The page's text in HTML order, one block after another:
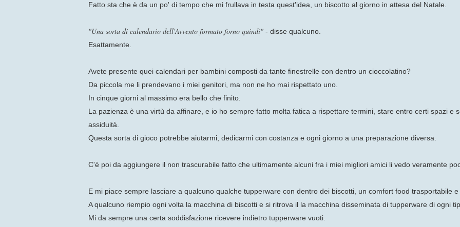
Fatto sta che è da un po' di tempo che mi frullava in testa quest'idea, un biscotto al giorno in attesa del Natale.
"Una sorta di calendario dell'Avvento formato forno quindi" - disse qualcuno.
Esattamente.
Avete presente quei calendari per bambini composti da tante finestrelle con dentro un cioccolatino?
Da piccola me li prendevano i miei genitori, ma non ne ho mai rispettato uno.
In cinque giorni al massimo era bello che finito.
La pazienza è una virtù da affinare, e io ho sempre fatto molta fatica a rispettare termini, stare entro certi spazi e
assiduità.
Questa sorta di gioco potrebbe aiutarmi, dedicarmi con costanza e ogni giorno a una preparazione diversa.
C'è poi da aggiungere il non trascurabile fatto che ultimamente alcuni fra i miei migliori amici li vedo veramente
E mi piace sempre lasciare a qualcuno qualche tupperware con dentro dei biscotti, un comfort food trasportabile
A qualcuno riempio ogni volta la macchina di biscotti e si ritrova il la macchina disseminata di tupperware di ogni
Mi da sempre una certa soddisfazione ricevere indietro tupperware vuoti.